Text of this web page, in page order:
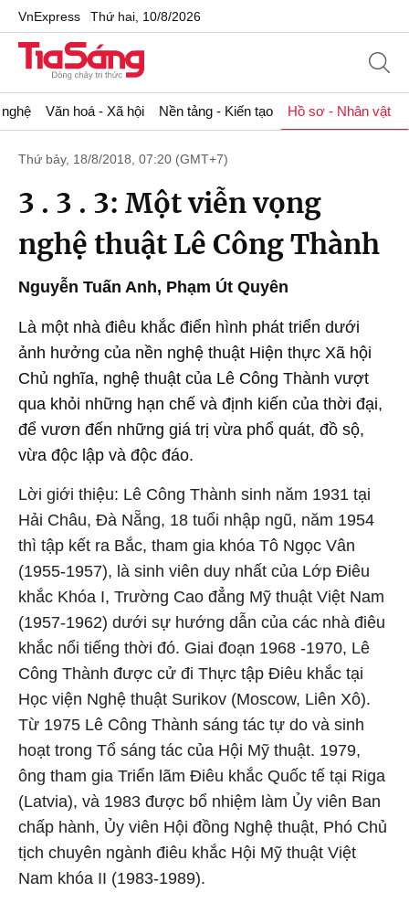
VnExpress Thứ hai, 10/8/2026
Văn hoá - Xã hội Nền tảng - Kiến tạo Hồ sơ - Nhân vật
Thứ bảy, 18/8/2018, 07:20 (GMT+7)
3 . 3 . 3: Một viễn vọng
nghệ thuật Lê Công Thành
Nguyễn Tuấn Anh, Phạm Út Quyên
Là một nhà điêu khắc điển hình phát triển dưới
ảnh hưởng của nền nghệ thuật Hiện thực Xã hội
Chủ nghĩa, nghệ thuật của Lê Công Thành vượt
qua khỏi những hạn chế và định kiến của thời đại,
để vươn đến những giá trị vừa phổ quát, đồ sộ,
vừa độc lập và độc đáo.
Lời giới thiệu: Lê Công Thành sinh năm 1931 tại
Hải Châu, Đà Nẵng, 18 tuổi nhập ngũ, năm 1954
thì tập kết ra Bắc, tham gia khóa Tô Ngọc Vân
(1955-1957), là sinh viên duy nhất của Lớp Điêu
khắc Khóa I, Trường Cao đẳng Mỹ thuật Việt Nam
(1957-1962) dưới sự hướng dẫn của các nhà điêu
khắc nổi tiếng thời đó. Giai đoạn 1968 -1970, Lê
Công Thành được cử đi Thực tập Điêu khắc tại
Học viện Nghệ thuật Surikov (Moscow, Liên Xô).
Từ 1975 Lê Công Thành sáng tác tự do và sinh
hoạt trong Tổ sáng tác của Hội Mỹ thuật. 1979,
ông tham gia Triển lãm Điêu khắc Quốc tế tại Riga
(Latvia), và 1983 được bổ nhiệm làm Ủy viên Ban
chấp hành, Ủy viên Hội đồng Nghệ thuật, Phó Chủ
tịch chuyên ngành điêu khắc Hội Mỹ thuật Việt
Nam khóa II (1983-1989).